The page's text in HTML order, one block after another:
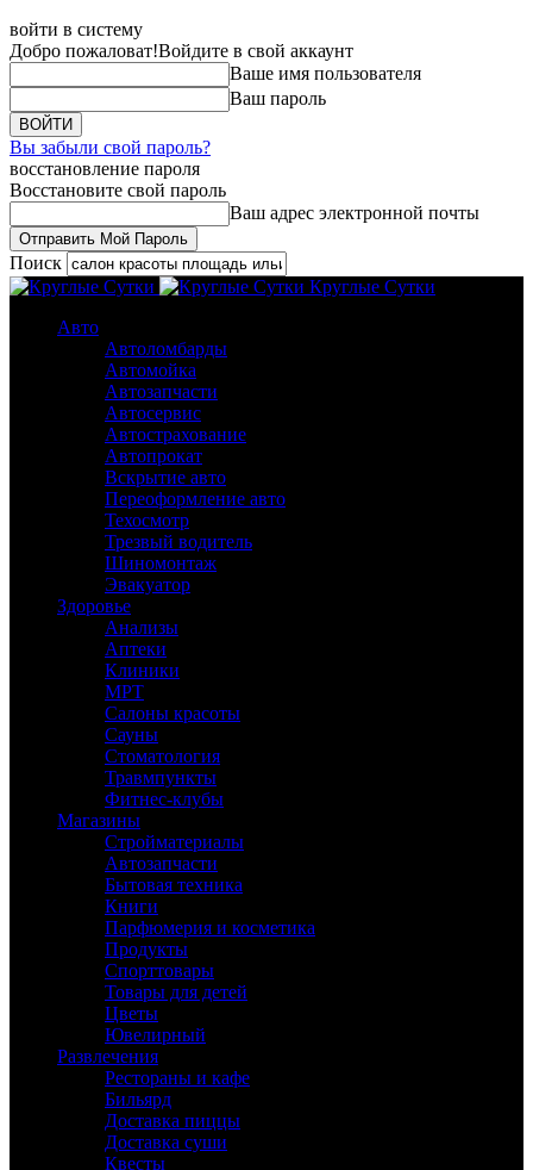
войти в систему
Добро пожаловат!Войдите в свой аккаунт
Ваше имя пользователя
Ваш пароль
Вы забыли свой пароль?
восстановление пароля
Восстановите свой пароль
Ваш адрес электронной почты
Поиск
Круглые Сутки
Авто
Автоломбарды
Автомойка
Автозапчасти
Автосервис
Автострахование
Автопрокат
Вскрытие авто
Переоформление авто
Техосмотр
Трезвый водитель
Шиномонтаж
Эвакуатор
Здоровье
Анализы
Аптеки
Клиники
МРТ
Салоны красоты
Сауны
Стоматология
Травмпункты
Фитнес-клубы
Магазины
Стройматериалы
Автозапчасти
Бытовая техника
Книги
Парфюмерия и косметика
Продукты
Спорттовары
Товары для детей
Цветы
Ювелирный
Развлечения
Рестораны и кафе
Бильярд
Доставка пиццы
Доставка суши
Квесты